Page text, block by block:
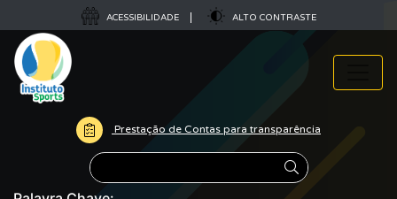
ACESSIBILIDADE ALTO CONTRASTE
Prestação de Contas para transparência
Pesquisar